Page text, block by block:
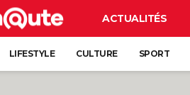
ACTUALITÉS
LIFESTYLE CULTURE SPORT